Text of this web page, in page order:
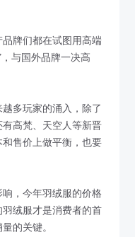
牌们都在试图用高端
与国外品牌一决高
多玩家的涌入，除了
高梵、天空人等新晋
售价上做平衡，也要
，今年羽绒服的价格
绒服才是消费者的首
的关键。